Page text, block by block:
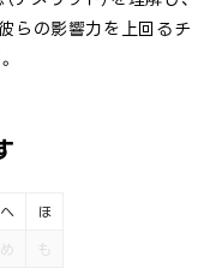
らの影響力を上回るチ
へ ほ
め も